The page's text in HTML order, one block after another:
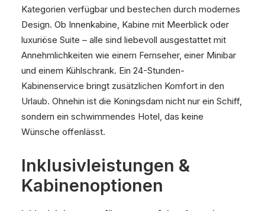
Kategorien verfügbar und bestechen durch modernes
Design. Ob Innenkabine, Kabine mit Meerblick oder
luxuriöse Suite – alle sind liebevoll ausgestattet mit
Annehmlichkeiten wie einem Fernseher, einer Minibar
und einem Kühlschrank. Ein 24-Stunden-
Kabinenservice bringt zusätzlichen Komfort in den
Urlaub. Ohnehin ist die Koningsdam nicht nur ein Schiff,
sondern ein schwimmendes Hotel, das keine
Wünsche offenlässt.
Inklusivleistungen &
Kabinenoptionen